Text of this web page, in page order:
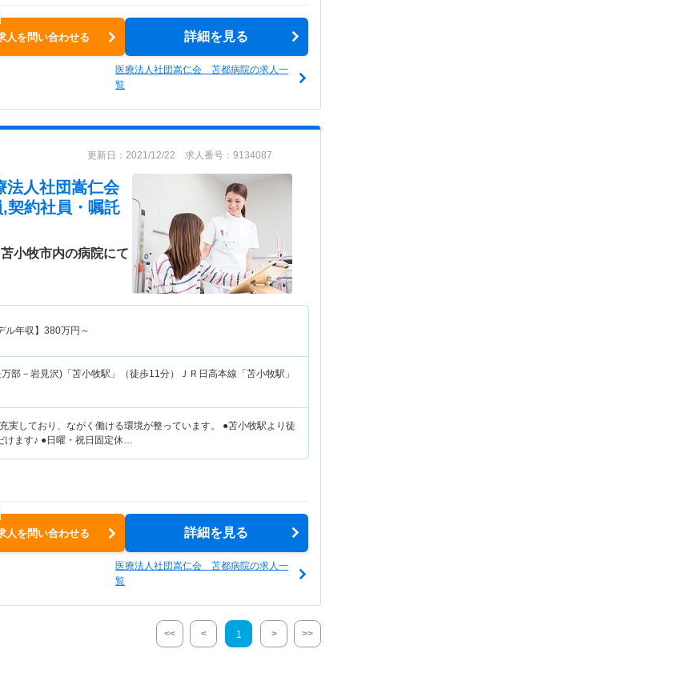
人を問い合わせる 詳細を見る
医療法人社団嵩仁会 苫都病院の求人一
覧
更新日：2021/12/22 求人番号：9134087
法人社団嵩仁会
契約社員・嘱託
小牧市内の病院にて
ル年収】 380万円～
万部－岩見沢)「苫小牧駅」（徒歩11分）ＪＲ日高本線「苫小牧駅」
実しており、ながく働ける環境が整っています。 ●苫小牧駅より徒
けます♪ ●日曜・祝日固定休…
人を問い合わせる 詳細を見る
医療法人社団嵩仁会 苫都病院の求人一
覧
<< < 1 > >>